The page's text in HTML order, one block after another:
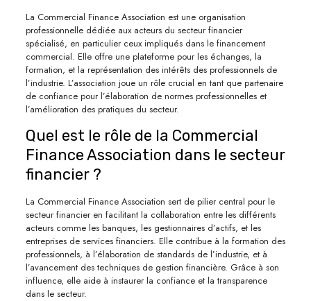
La Commercial Finance Association est une organisation
professionnelle dédiée aux acteurs du secteur financier
spécialisé, en particulier ceux impliqués dans le financement
commercial. Elle offre une plateforme pour les échanges, la
formation, et la représentation des intérêts des professionnels de
l’industrie. L’association joue un rôle crucial en tant que partenaire
de confiance pour l’élaboration de normes professionnelles et
l’amélioration des pratiques du secteur.
Quel est le rôle de la Commercial
Finance Association dans le secteur
financier ?
La Commercial Finance Association sert de pilier central pour le
secteur financier en facilitant la collaboration entre les différents
acteurs comme les banques, les gestionnaires d’actifs, et les
entreprises de services financiers. Elle contribue à la formation des
professionnels, à l’élaboration de standards de l’industrie, et à
l’avancement des techniques de gestion financière. Grâce à son
influence, elle aide à instaurer la confiance et la transparence
dans le secteur.